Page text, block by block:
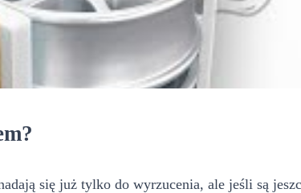
się już tylko do wyrzucenia, ale jeśli są